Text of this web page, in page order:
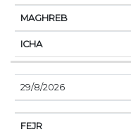
29/8/2026